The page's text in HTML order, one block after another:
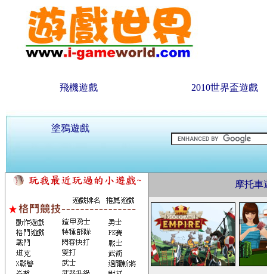
飛機遊戲 2010世界盃遊戲
塗鴉遊戲
摩托車